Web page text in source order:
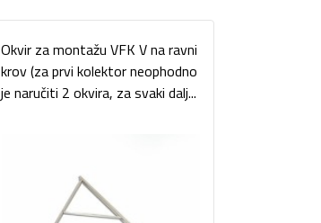
Okvir za montažu VFK V na ravni
krov (za prvi kolektor neophodno
je naručiti 2 okvira, za svaki dalj...